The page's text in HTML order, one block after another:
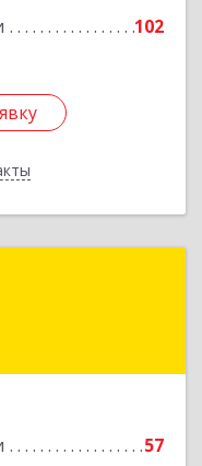
102
Подробнее
57
Муйский р-н, пгт.